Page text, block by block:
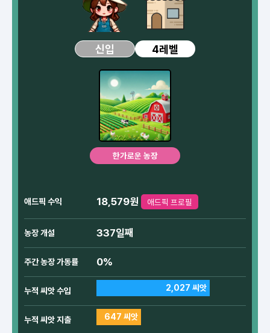
신입 4레벨
한가로운 농장
애드픽 수익 18,579원 애드픽 프로필
농장 개설 337일째
주간 농장 가동률 0%
누적 씨앗 수입 2,027 씨앗
누적 씨앗 지출 647 씨앗